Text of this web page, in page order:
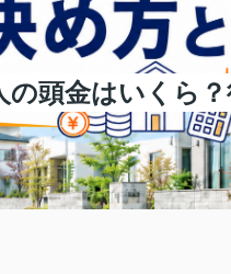
の頭金はいくら